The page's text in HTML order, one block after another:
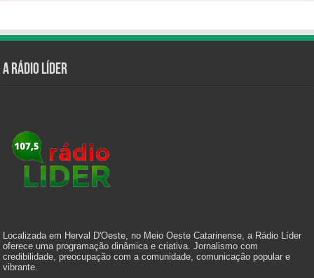
A Rádio Líder
Localizada em Herval D'Oeste, no Meio Oeste Catarinense, a Rádio Líder
oferece uma programação dinâmica e criativa. Jornalismo com
credibilidade, preocupação com a comunidade, comunicação popular e
vibrante.